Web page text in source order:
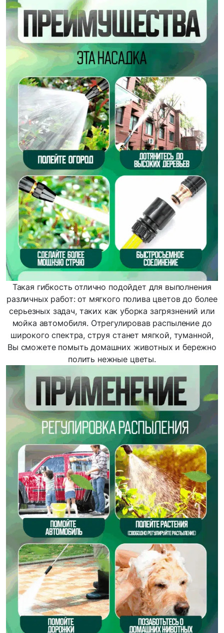
Такая гибкость отлично подойдет для выполнения
различных работ: от мягкого полива цветов до более
серьезных задач, таких как уборка загрязнений или
мойка автомобиля. Отрегулировав распыление до
широкого спектра, струя станет мягкой, туманной,
Вы сможете помыть домашних животных и бережно
полить нежные цветы.